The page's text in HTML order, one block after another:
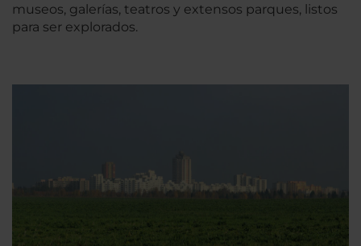
museos, galerías, teatros y extensos parques, listos
para ser explorados.